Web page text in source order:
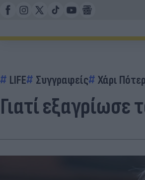
LIFE Συγγραφείς Χάρι Πότερ
Γιατί εξαγρίωσε